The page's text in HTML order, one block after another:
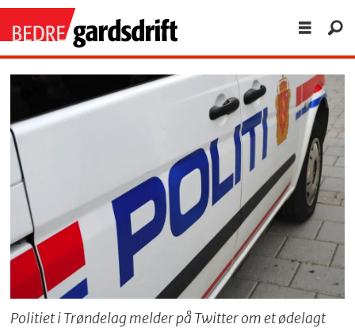
Politiet i Trøndelag melder på Twitter om et ødelagt